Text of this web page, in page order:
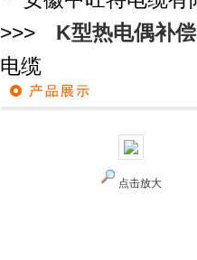
>>> K型热电偶补
电缆
点击放大